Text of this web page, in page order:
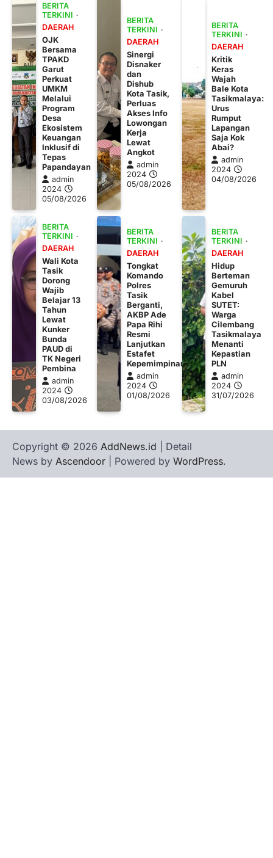
BERITA
TERKINI
DAERAH
OJK
Bersama
TPAKD
Garut
Perkuat
UMKM
Melalui
Program
Desa
Ekosistem
Keuangan
Inklusif di
Tepas
Papandayan
admin
2024
05/08/2026
BERITA
TERKINI
DAERAH
Sinergi
Disnaker
dan
Dishub
Kota Tasik,
Perluas
Akses Info
Lowongan
Kerja
Lewat
Angkot
admin
2024
05/08/2026
BERITA
TERKINI
DAERAH
Kritik
Keras
Wajah
Bale Kota
Tasikmalaya:
Urus
Rumput
Lapangan
Saja Kok
Abai?
admin
2024
04/08/2026
BERITA
TERKINI
DAERAH
Wali Kota
Tasik
Dorong
Wajib
Belajar 13
Tahun
Lewat
Kunker
Bunda
PAUD di
TK Negeri
Pembina
admin
2024
03/08/2026
BERITA
TERKINI
DAERAH
Tongkat
Komando
Polres
Tasik
Berganti,
AKBP Ade
Papa Rihi
Resmi
Lanjutkan
Estafet
Kepemimpinan
admin
2024
01/08/2026
BERITA
TERKINI
DAERAH
Hidup
Berteman
Gemuruh
Kabel
SUTET:
Warga
Cilembang
Tasikmalaya
Menanti
Kepastian
PLN
admin
2024
31/07/2026
Copyright © 2026 AddNews.id | Detail
News by Ascendoor | Powered by WordPress.